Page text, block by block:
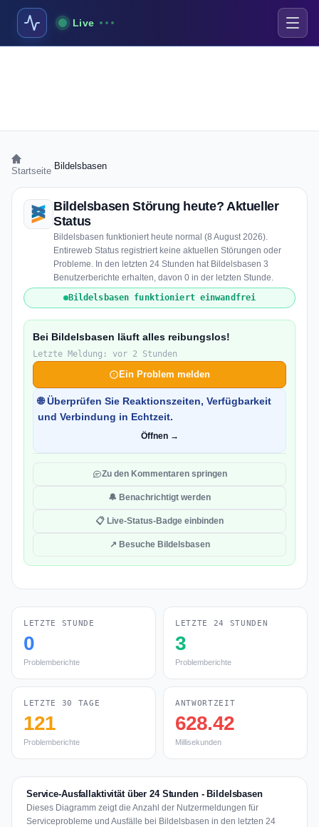
Live
Startseite Bildelsbasen
Bildelsbasen Störung heute? Aktueller
Status
Bildelsbasen funktioniert heute normal (8 August 2026).
Entireweb Status registriert keine aktuellen Störungen oder
Probleme. In den letzten 24 Stunden hat Bildelsbasen 3
Benutzerberichte erhalten, davon 0 in der letzten Stunde.
Bildelsbasen funktioniert einwandfrei
Bei Bildelsbasen läuft alles reibungslos!
Letzte Meldung: vor 2 Stunden
Ein Problem melden
🌐 Überprüfen Sie Reaktionszeiten, Verfügbarkeit
und Verbindung in Echtzeit.
Öffnen →
Zu den Kommentaren springen
🔔 Benachrichtigt werden
📋 Live-Status-Badge einbinden
↗ Besuche Bildelsbasen
LETZTE STUNDE
0
Problemberichte
LETZTE 24 STUNDEN
3
Problemberichte
LETZTE 30 TAGE
121
Problemberichte
ANTWORTZEIT
628.42
Millisekunden
Service-Ausfallaktivität über 24 Stunden - Bildelsbasen
Dieses Diagramm zeigt die Anzahl der Nutzermeldungen für
Serviceprobleme und Ausfälle bei Bildelsbasen in den letzten 24